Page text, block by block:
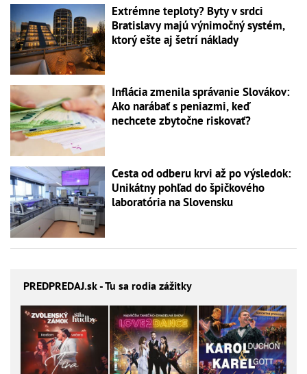
Extrémne teploty? Byty v srdci
Bratislavy majú výnimočný systém,
ktorý ešte aj šetrí náklady
Inflácia zmenila správanie Slovákov:
Ako narábať s peniazmi, keď
nechcete zbytočne riskovať?
Cesta od odberu krvi až po výsledok:
Unikátny pohľad do špičkového
laboratória na Slovensku
PREDPREDAJ.sk - Tu sa rodia zážitky